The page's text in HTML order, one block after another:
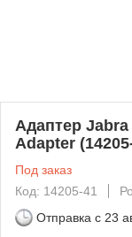
Адаптер Jabra
Adapter
Под заказ
Код: 14205-41
Отправка с 23